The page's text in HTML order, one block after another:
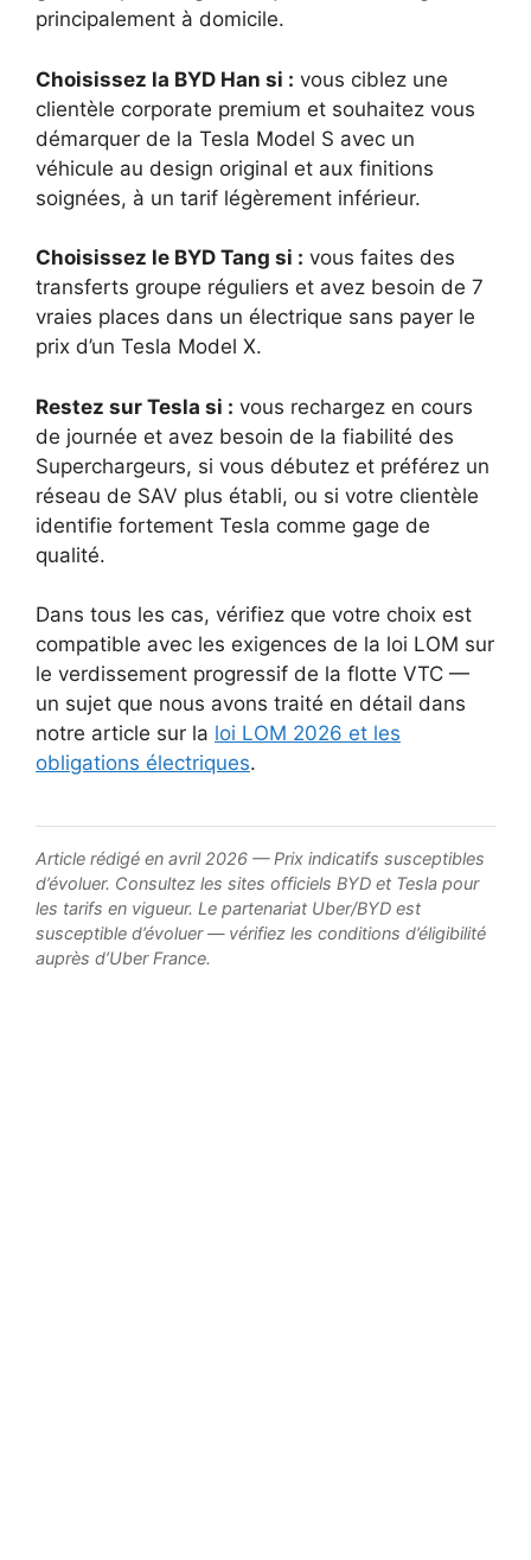
principalement à domicile.
Choisissez la BYD Han si : vous ciblez une
clientèle corporate premium et souhaitez vous
démarquer de la Tesla Model S avec un
véhicule au design original et aux finitions
soignées, à un tarif légèrement inférieur.
Choisissez le BYD Tang si : vous faites des
transferts groupe réguliers et avez besoin de 7
vraies places dans un électrique sans payer le
prix d’un Tesla Model X.
Restez sur Tesla si : vous rechargez en cours
de journée et avez besoin de la fiabilité des
Superchargeurs, si vous débutez et préférez un
réseau de SAV plus établi, ou si votre clientèle
identifie fortement Tesla comme gage de
qualité.
Dans tous les cas, vérifiez que votre choix est
compatible avec les exigences de la loi LOM sur
le verdissement progressif de la flotte VTC —
un sujet que nous avons traité en détail dans
notre article sur la loi LOM 2026 et les
obligations électriques.
Article rédigé en avril 2026 — Prix indicatifs susceptibles
d’évoluer. Consultez les sites officiels BYD et Tesla pour
les tarifs en vigueur. Le partenariat Uber/BYD est
susceptible d’évoluer — vérifiez les conditions d’éligibilité
auprès d’Uber France.